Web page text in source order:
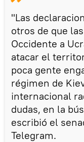
"Las
otros de que
Occidente a
atacar el
poca gente
régimen de
internacional
dudas, en la
escribió el
Telegram.